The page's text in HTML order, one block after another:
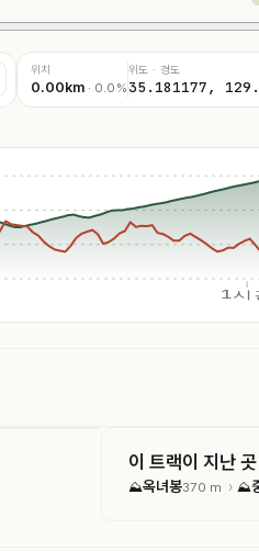
위치
0.00km · 0.0%
위도 · 경도
35.181177,
1시
이 트랙이 지난 곳
⛰옥녀봉370 m › ⛰